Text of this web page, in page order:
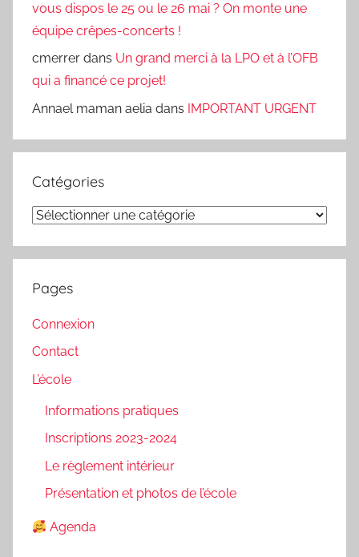
vous dispos le 25 ou le 26 mai ? On monte une
équipe crêpes-concerts !
cmerrer dans Un grand merci à la LPO et à l’OFB
qui a financé ce projet!
Annael maman aelia dans IMPORTANT URGENT
Catégories
Catégories
Pages
Connexion
Contact
L’école
Informations pratiques
Inscriptions 2023-2024
Le règlement intérieur
Présentation et photos de l’école
Agenda